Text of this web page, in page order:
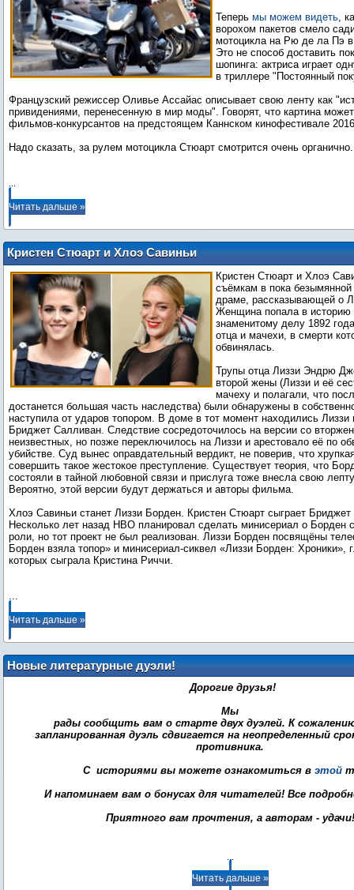
Теперь мы можем видеть,
ворохом пакетов смело
мотоцикла на Рю де ла Пэ
Это не способ доставить
шопинга: актриса играет
в триллере "Постоянный
Французский режиссер Оливье Ассайас описывает свою ленту как
привидениями, перенесенную в мир моды". Говорят, что картина
фильмов-конкурсантов на предстоящем Каннском кинофестивале
Надо сказать, за рулем мотоцикла Стюарт смотрится очень
Читать дальше »
Кристен Стюарт и Хлоэ Савиньи
сыграют в независимой драме о Лиззи
Борден
Кристен Стюарт и Хлоэ
съёмкам в пока безымянной
драме, рассказывающей о
Женщина попала в историю
знаменитому делу 1892
отца и мачехи, в смерти
обвинялась.
Трупы отца Лиззи Эндрю
второй жены (Лиззи и её
мачеху и полагали, что
достанется большая часть наследства) были обнаружены в
наступила от ударов топором. В доме в тот момент находились Лиззи
Бриджет Салливан. Следствие сосредоточилось на версии со
неизвестных, но позже переключилось на Лиззи и арестовало её по
убийстве. Суд вынес оправдательный вердикт, не поверив, что
совершить такое жестокое преступление. Существует теория, что
состояли в тайной любовной связи и прислуга тоже внесла свою
Вероятно, этой версии будут держаться и авторы фильма.
Хлоэ Савиньи станет Лиззи Борден. Кристен Стюарт сыграет
Несколько лет назад HBO планировал сделать минисериал о Борден
роли, но тот проект не был реализован. Лиззи Борден посвящёны
Борден взяла топор» и минисериал-сиквел «Лиззи Борден: Хроники»,
которых сыграла Кристина Риччи.
...
Читать дальше »
Новые литературные дуэли!
Дорогие друзья!
Мы
рады сообщить вам о старте двух дуэлей. К
запланированная дуэль сдвигается на неопределенный
противника.
С историями вы можете ознакомиться в этой
И напоминаем вам о бонусах для читателей! Все
Приятного вам прочтения, а авторам - удачи!
Читать дальше »